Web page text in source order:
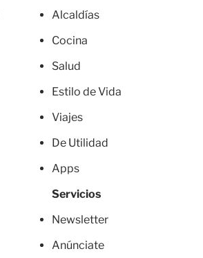
Alcaldías
Cocina
Salud
Estilo de Vida
Viajes
De Utilidad
Apps
Servicios
Newsletter
Anúnciate